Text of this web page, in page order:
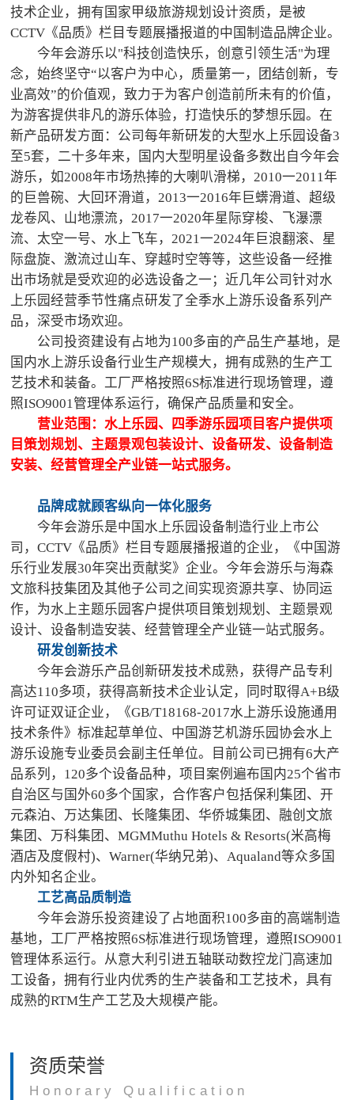
技术企业，拥有国家甲级旅游规划设计资质，是被
CCTV《品质》栏目专题展播报道的中国制造品牌企业。
今年会游乐以"科技创造快乐，创意引领生活"为理
念，始终坚守“以客户为中心，质量第一，团结创新，专
业高效”的价值观，致力于为客户创造前所未有的价值，
为游客提供非凡的游乐体验，打造快乐的梦想乐园。在
新产品研发方面：公司每年新研发的大型水上乐园设备3
至5套，二十多年来，国内大型明星设备多数出自今年会
游乐，如2008年市场热捧的大喇叭滑梯，2010一2011年
的巨兽碗、大回环滑道，2013一2016年巨蠎滑道、超级
龙卷风、山地漂流，2017一2020年星际穿梭、飞瀑漂
流、太空一号、水上飞车，2021一2024年巨浪翻滚、星
际盘旋、激流过山车、穿越时空等等，这些设备一经推
出市场就是受欢迎的必选设备之一；近几年公司针对水
上乐园经营季节性痛点研发了全季水上游乐设备系列产
品，深受市场欢迎。
公司投资建设有占地为100多亩的产品生产基地，是
国内水上游乐设备行业生产规模大，拥有成熟的生产工
艺技术和装备。工厂严格按照6S标准进行现场管理，遵
照ISO9001管理体系运行，确保产品质量和安全。
营业范围：水上乐园、四季游乐园项目客户提供项
目策划规划、主题景观包装设计、设备研发、设备制造
安装、经营管理全产业链一站式服务。
品牌成就顾客纵向一体化服务
今年会游乐是中国水上乐园设备制造行业上市公
司，CCTV《品质》栏目专题展播报道的企业，《中国游
乐行业发展30年突出贡献奖》企业。今年会游乐与海森
文旅科技集团及其他子公司之间实现资源共享、协同运
作，为水上主题乐园客户提供项目策划规划、主题景观
设计、设备制造安装、经营管理全产业链一站式服务。
研发创新技术
今年会游乐产品创新研发技术成熟，获得产品专利
高达110多项，获得高新技术企业认定，同时取得A+B级
许可证双证企业，《GB/T18168-2017水上游乐设施通用
技术条件》标准起草单位、中国游艺机游乐园协会水上
游乐设施专业委员会副主任单位。目前公司已拥有6大产
品系列，120多个设备品种，项目案例遍布国内25个省市
自治区与国外60多个国家，合作客户包括保利集团、开
元森泊、万达集团、长隆集团、华侨城集团、融创文旅
集团、万科集团、MGMMuthu Hotels & Resorts(米高梅
酒店及度假村)、Warner(华纳兄弟)、Aqualand等众多国
内外知名企业。
工艺高品质制造
今年会游乐投资建设了占地面积100多亩的高端制造
基地，工厂严格按照6S标准进行现场管理，遵照ISO9001
管理体系运行。从意大利引进五轴联动数控龙门高速加
工设备，拥有行业内优秀的生产装备和工艺技术，具有
成熟的RTM生产工艺及大规模产能。
资质荣誉
Honorary Qualification